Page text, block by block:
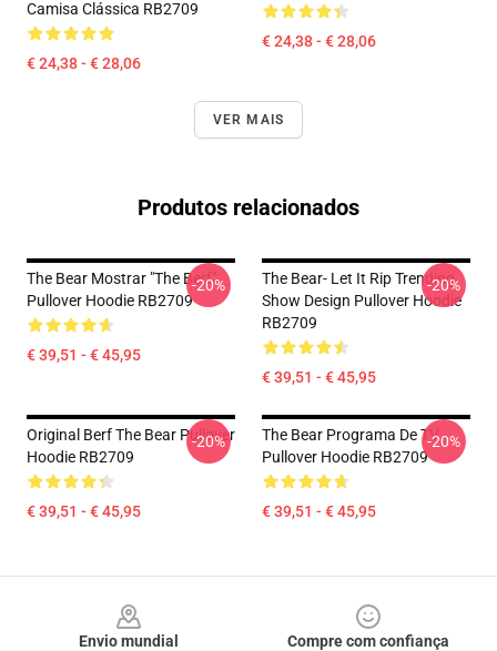
Camisa Clássica RB2709
€ 24,38 - € 28,06
€ 24,38 - € 28,06
VER MAIS
Produtos relacionados
The Bear Mostrar "The Berf"
Pullover Hoodie RB2709
€ 39,51 - € 45,95
-20%
The Bear- Let It Rip Trending
Show Design Pullover Hoodie
RB2709
€ 39,51 - € 45,95
-20%
Original Berf The Bear Pullover
Hoodie RB2709
€ 39,51 - € 45,95
-20%
The Bear Programa De TV
Pullover Hoodie RB2709
€ 39,51 - € 45,95
-20%
Envio mundial
Compre com confiança